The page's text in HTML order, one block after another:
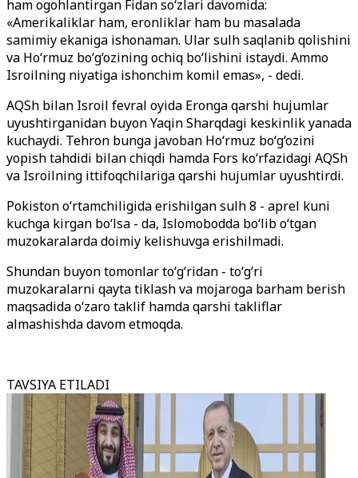
ham ogohlantirgan Fidan so‘zlari davomida:
«Amerikaliklar ham, eronliklar ham bu masalada
samimiy ekaniga ishonaman. Ular sulh saqlanib qolishini
va Ho‘rmuz bo‘g‘ozining ochiq bo‘lishini istaydi. Ammo
Isroilning niyatiga ishonchim komil emas», - dedi.
AQSh bilan Isroil fevral oyida Eronga qarshi hujumlar
uyushtirganidan buyon Yaqin Sharqdagi keskinlik yanada
kuchaydi. Tehron bunga javoban Ho‘rmuz bo‘g‘ozini
yopish tahdidi bilan chiqdi hamda Fors ko‘rfazidagi AQSh
va Isroilning ittifoqchilariga qarshi hujumlar uyushtirdi.
Pokiston o‘rtamchiligida erishilgan sulh 8 - aprel kuni
kuchga kirgan bo‘lsa - da, Islomobodda bo‘lib o‘tgan
muzokaralarda doimiy kelishuvga erishilmadi.
Shundan buyon tomonlar to‘g‘ridan - to‘g‘ri
muzokaralarni qayta tiklash va mojaroga barham berish
maqsadida o‘zaro taklif hamda qarshi takliflar
almashishda davom etmoqda.
TAVSIYA ETILADI